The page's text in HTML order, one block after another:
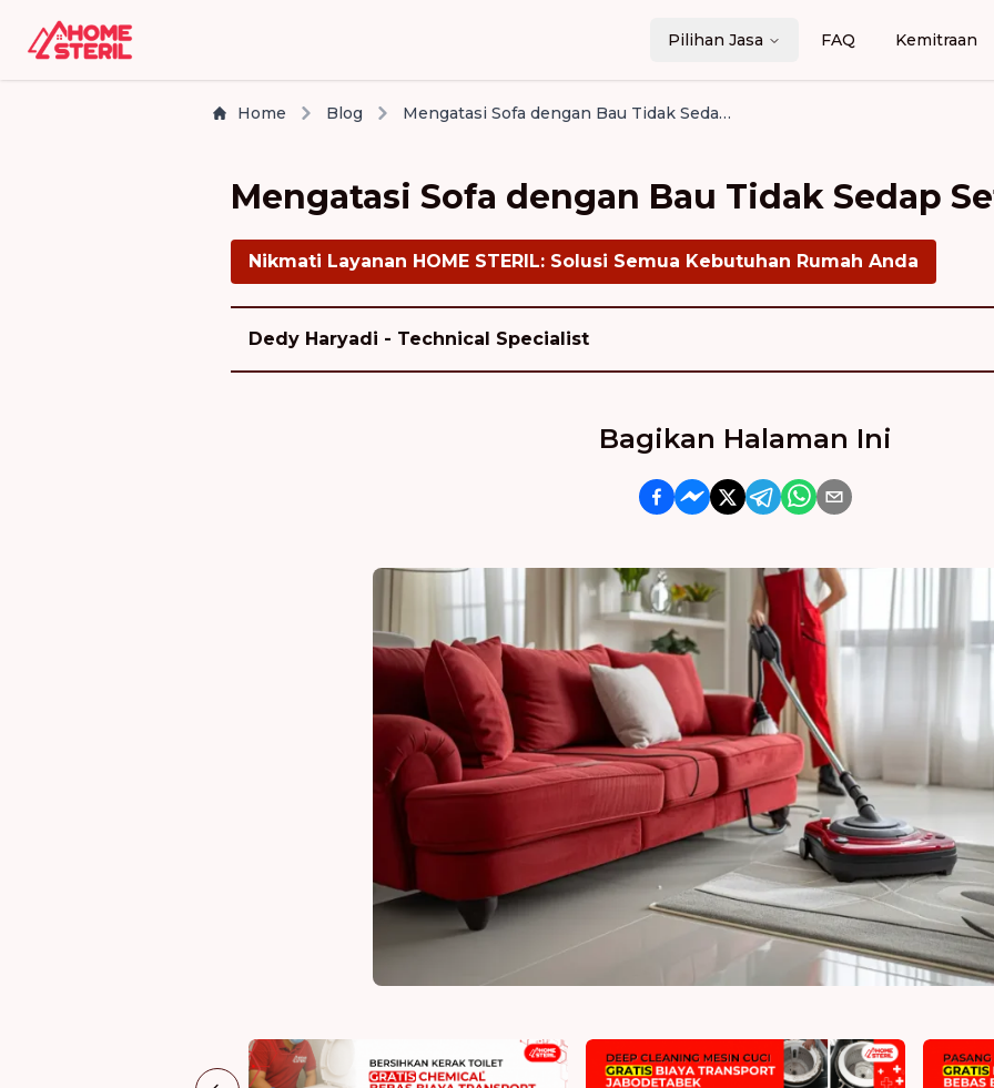
Pilihan Jasa FAQ Kemitraan
Home Blog Mengatasi Sofa dengan Bau Tidak Sedap Setelah Dicuci
Mengatasi Sofa dengan Bau Tidak Sedap
Nikmati Layanan HOME STERIL: Solusi Semua Kebutuhan Rumah Anda
Dedy Haryadi - Technical Specialist
Bagikan Halaman Ini